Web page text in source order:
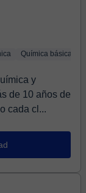
Química básica
y
de 10 años de
cada cl...